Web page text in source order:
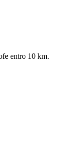
entro 10 km.